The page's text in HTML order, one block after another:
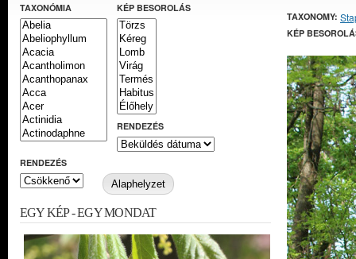
TAXONOMY:
KÉP
TAXONÓMIA KÉP BESOROLÁS
RENDEZÉS
RENDEZÉS
EGY KÉP - EGY MONDAT